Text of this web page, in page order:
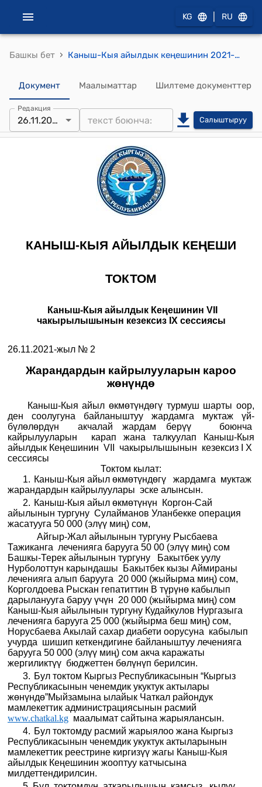
KG RU
Башкы бет › Каныш-Кыя айылдык кеңешинин 2021-жылдын 26-ноябрындагы № 2 "Жарандардын кайрылууларын кароо жөнүндө" токтому
Документ Маалыматтар Шилтеме документтер
Редакция
26.11.2021 Салыштыруу